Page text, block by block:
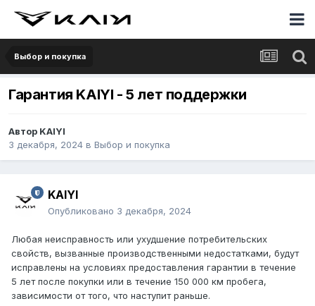
Выбор и покупка
Гарантия KAIYI - 5 лет поддержки
Автор KAIYI
3 декабря, 2024 в Выбор и покупка
KAIYI
Опубликовано 3 декабря, 2024
Любая неисправность или ухудшение потребительских
свойств, вызванные производственными недостатками, будут
исправлены на условиях предоставления гарантии в течение
5 лет после покупки или в течение 150 000 км пробега,
зависимости от того, что наступит раньше.